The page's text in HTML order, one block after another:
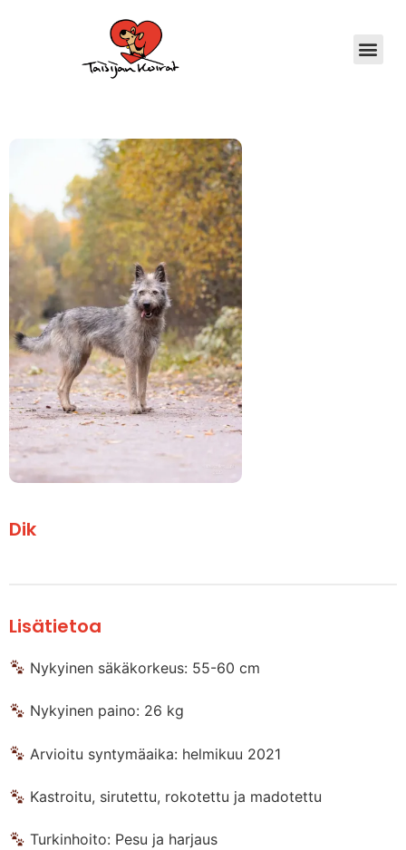
Dik
Lisätietoa
Nykyinen säkäkorkeus: 55-60 cm
Nykyinen paino: 26 kg
Arvioitu syntymäaika: helmikuu 2021
Kastroitu, sirutettu, rokotettu ja madotettu
Turkinhoito: Pesu ja harjaus